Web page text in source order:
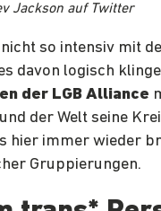
Jackson auf Twitter
so intensiv mit
davon logisch
der LGB Alliance
der Welt seine
hier immer wieder
Gruppierungen.